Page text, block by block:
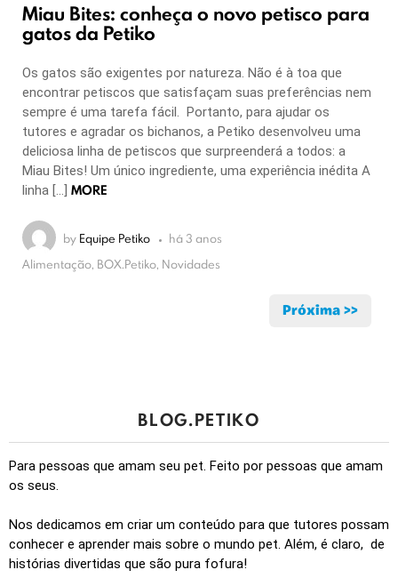
Miau Bites: conheça o novo petisco para
gatos da Petiko
Os gatos são exigentes por natureza. Não é à toa que
encontrar petiscos que satisfaçam suas preferências nem
sempre é uma tarefa fácil. Portanto, para ajudar os
tutores e agradar os bichanos, a Petiko desenvolveu uma
deliciosa linha de petiscos que surpreenderá a todos: a
Miau Bites! Um único ingrediente, uma experiência inédita A
linha […] MORE
by Equipe Petiko
há 3 anos
Alimentação, BOX.Petiko, Novidades
Próxima >>
BLOG.PETIKO
Para pessoas que amam seu pet. Feito por pessoas que amam
os seus.
Nos dedicamos em criar um conteúdo para que tutores possam
conhecer e aprender mais sobre o mundo pet. Além, é claro, de
histórias divertidas que são pura fofura!